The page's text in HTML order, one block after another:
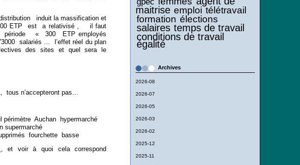
maitrise emploi télétravail
formation élections
salaires temps de travail
conditions de travail
égalité
Archives
2026-08
2026-07
2026-05
2026-03
2026-02
2025-12
2025-11
induit la massification et
300 ETP est a relativisé , il faut
période « 300 ETP employés
salariés … l’effet réel du plan
des sites et quel sera le
tous n’accepteront pas…
Auchan hypermarché
supermarché
fourchette basse
, et voir à quoi cela correspond